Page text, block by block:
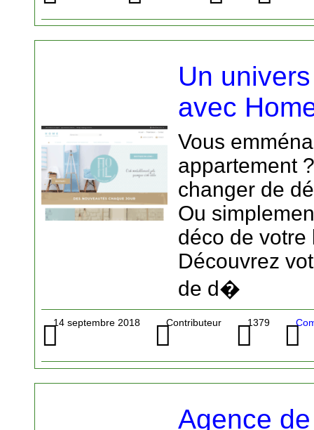
Un
avec
Vous
appartement
changer de
Ou
déco de votre
Découvrez
de d�
14 septembre 2018 Contributeur 1379
Agence